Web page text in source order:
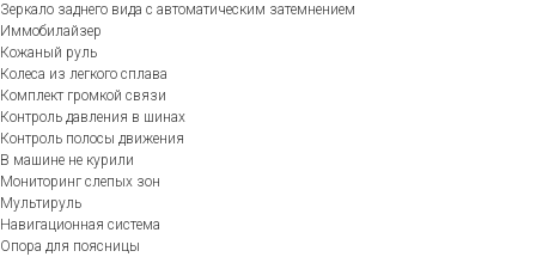
Зеркало заднего вида с автоматическим затемнением
Иммобилайзер
Кожаный руль
Колеса из легкого сплава
Комплект громкой связи
Контроль давления в шинах
Контроль полосы движения
В машине не курили
Мониторинг слепых зон
Мультируль
Навигационная система
Опора для поясницы